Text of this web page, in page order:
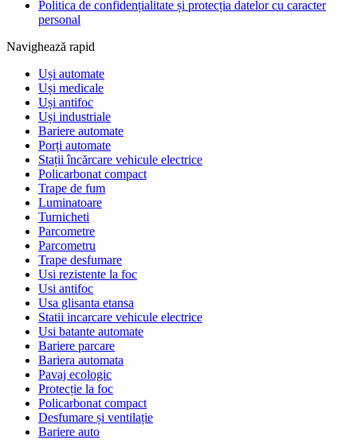
Politica de confidențialitate și protecția datelor cu caracter
personal
Navighează rapid
Uși automate
Uși medicale
Uși antifoc
Uși industriale
Bariere automate
Porți automate
Stații încărcare vehicule electrice
Policarbonat compact
Trape de fum
Luminatoare
Turnicheti
Parcometre
Parcometru
Trape desfumare
Usi rezistente la foc
Usi antifoc
Usa glisanta etansa
Statii incarcare vehicule electrice
Usi batante automate
Bariere parcare
Bariera automata
Pavaj ecologic
Protecție la foc
Policarbonat compact
Desfumare și ventilație
Bariere auto